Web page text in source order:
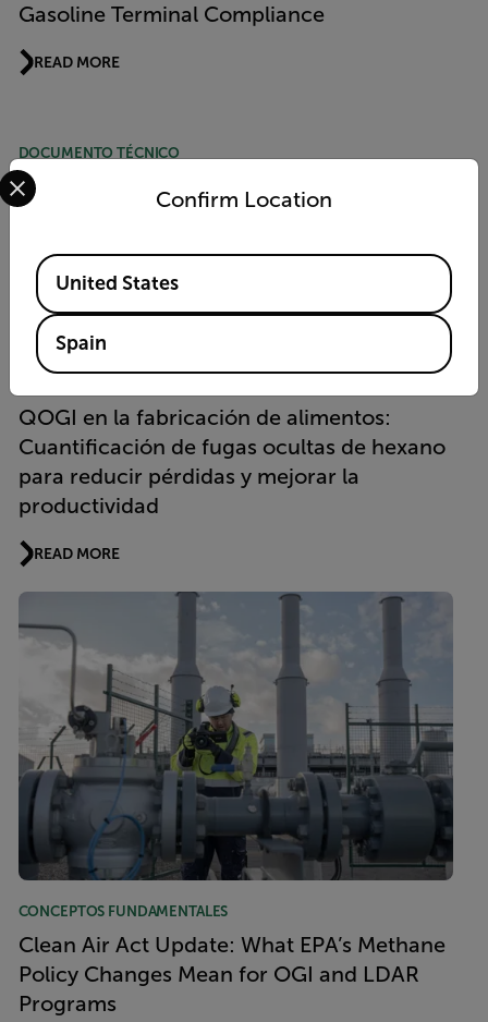
Gasoline Terminal Compliance
READ MORE
DOCUMENTO TÉCNICO
Avance en la medición de emisiones de
READ MORE
QOGI en la fabricación de alimentos:
Cuantificación de fugas ocultas de hexano
para reducir pérdidas y mejorar la
productividad
READ MORE
CONCEPTOS FUNDAMENTALES
Clean Air Act Update: What EPA’s Methane
Policy Changes Mean for OGI and LDAR
Programs
Confirm Location
Select your preferred country and language from the
Available Locations
United States
Spain